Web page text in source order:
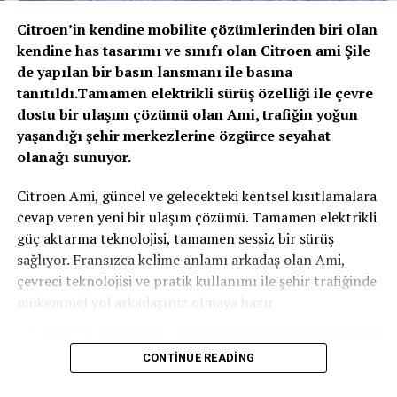
Yeni teleskopik ayarlı direksiyon kolonu ise her
sürücünün ideal sürüş pozisyonunu yakalamasını
sağlıyor. Direksiyon gayet sportif ve konforlu olmakla
beraber yol bilgisayarı kontrolü olsun media sistemi
kontrolü olsun gayet başarılı.
Ana ünitede sunulan USB girişi ve multimedia bağlantısı
ile ses sistemi gayet yeterli bir şekilde çalıyor. Off road
maceralarından sonra bir ağacın altında dinlenirken
güç ve 660 Nm tork üretiyorlar. Araç, dört tekerlekten
çekiş sistemine sahip ve 0-100 km/s hızlanmasını 4.9
saniyede tamamlıyor. Maksimum hız ise 180 km/s olarak
sınırlandırılmış.
Citroen’in kendine mobilite çözümlerinden biri olan
kendine has tasarımı ve sınıfı olan Citroen ami Şile
de yapılan bir basın lansmanı ile basına
tanıtıldı.Tamamen elektrikli sürüş özelliği ile çevre
dostu bir ulaşım çözümü olan Ami, trafiğin yoğun
yaşandığı şehir merkezlerine özgürce seyahat
olanağı sunuyor.
Citroen Ami, güncel ve gelecekteki kentsel kısıtlamalara
cevap veren yeni bir ulaşım çözümü. Tamamen elektrikli
güç aktarma teknolojisi, tamamen sessiz bir sürüş
sağlıyor. Fransızca kelime anlamı arkadaş olan Ami,
çevreci teknolojisi ve pratik kullanımı ile şehir trafiğinde
mükemmel yol arkadaşınız olmaya hazır.
CONTINUE READING